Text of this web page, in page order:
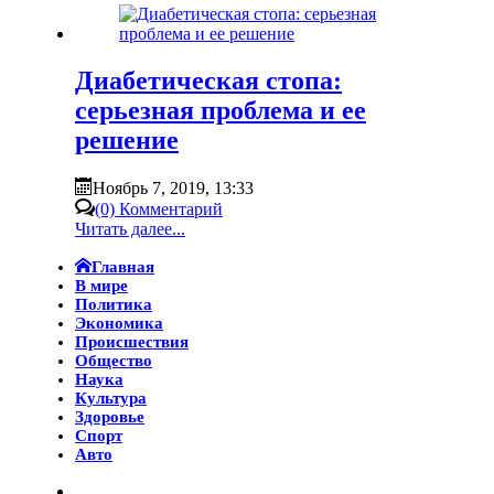
Диабетическая стопа:
серьезная проблема и ее
решение
Ноябрь 7, 2019, 13:33
(0) Комментарий
Читать далее...
Главная
В мире
Политика
Экономика
Происшествия
Общество
Наука
Культура
Здоровье
Спорт
Авто